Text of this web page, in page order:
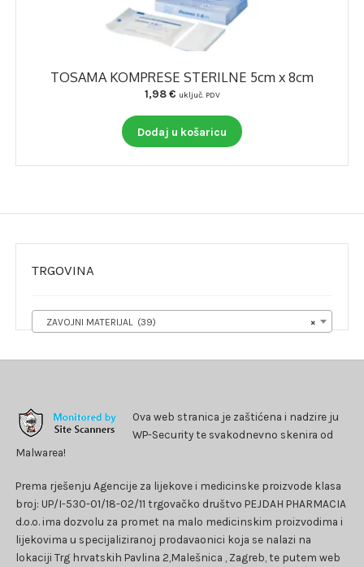
TOSAMA KOMPRESE STERILNE 5cm x 8cm
1,98€ uključ. PDV
Dodaj u košaricu
TRGOVINA
×
ZAVOJNI MATERIJAL (39)
Ova web stranica je zaštićena i nadzire ju
WP-Security te svakodnevno skenira od
Malwarea!
Prema rješenju Agencije za lijekove i medicinske proizvode klasa
broj: UP/I-530-01/18-02/11 trgovačko društvo PEJDAH PHARMACIA
d.o.o. ima dozvolu za promet na malo medicinskim proizvodima i
lijekovima u specijaliziranoj prodavaonici koja se nalazi na
lokaciji Trg hrvatskih Pavlina 2,Malešnica , Zagreb, te putem web